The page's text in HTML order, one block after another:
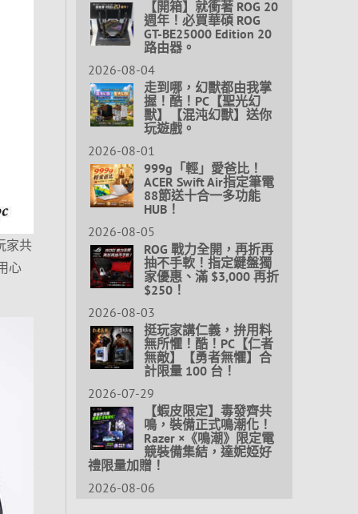
家共
心
【開箱】就衝著 ROG 20
週年！必買華碩 ROG
GT-BE25000 Edition 20
路由器。
2026-08-04
走到哪，幻獸都由我掌
握！酷！PC【聖光幻
獸】【混沌幻獸】送你
玩遊戲。
2026-08-01
999g「輕」愛爸比！
ACER Swift Air指定筆電
88節送十合一多功能
HUB！
2026-08-05
ROG 戰力全開，再折再
抽不手軟！指定鍵盤獨
家優惠、滿 $3,000 再折
$250！
2026-08-03
挺玩家講仁義，拚用料
無所懼！酷！PC【仁者
無敵】【勇者無懼】合
計限量 100 台！
2026-07-29
【蝦皮限定】毒發齊共
鳴，裝備正式鳴潮化！
Razer ×《鳴潮》限定電
競裝備集結，達妮婭好
禮限量加贈！
2026-08-06